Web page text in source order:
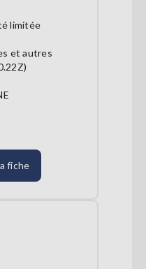
limitée
et autres
fiche